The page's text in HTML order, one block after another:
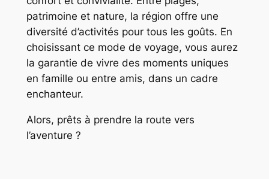
patrimoine et nature, la région offre une
diversité d’activités pour tous les goûts. En
choisissant ce mode de voyage, vous aurez
la garantie de vivre des moments uniques
en famille ou entre amis, dans un cadre
enchanteur.
Alors, prêts à prendre la route vers
l’aventure ?